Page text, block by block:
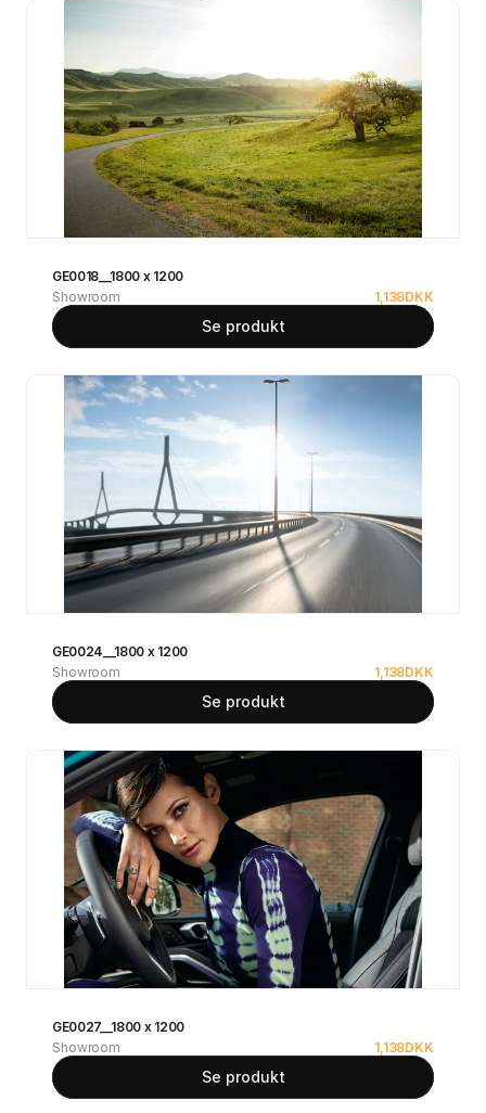
GE0018__1800 x 1200
Showroom
1,138DKK
Se produkt
GE0024__1800 x 1200
Showroom
1,138DKK
Se produkt
GE0027__1800 x 1200
Showroom
1,138DKK
Se produkt